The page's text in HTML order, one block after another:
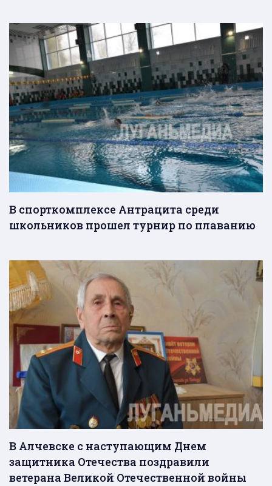
В спорткомплексе Антрацита среди
школьников прошел турнир по плаванию
В Алчевске с наступающим Днем
защитника Отечества поздравили
ветерана Великой Отечественной войны